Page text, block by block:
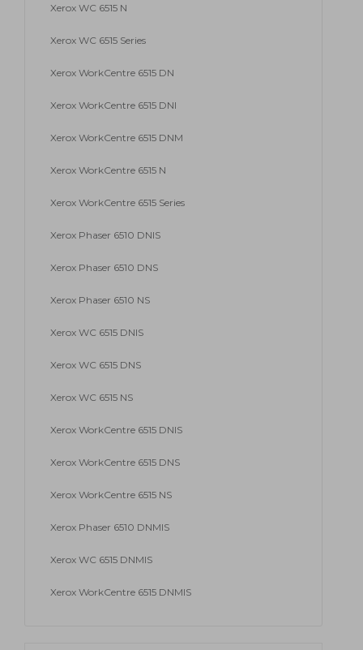
Xerox WC 6515 N
Xerox WC 6515 Series
Xerox WorkCentre 6515 DN
Xerox WorkCentre 6515 DNI
Xerox WorkCentre 6515 DNM
Xerox WorkCentre 6515 N
Xerox WorkCentre 6515 Series
Xerox Phaser 6510 DNIS
Xerox Phaser 6510 DNS
Xerox Phaser 6510 NS
Xerox WC 6515 DNIS
Xerox WC 6515 DNS
Xerox WC 6515 NS
Xerox WorkCentre 6515 DNIS
Xerox WorkCentre 6515 DNS
Xerox WorkCentre 6515 NS
Xerox Phaser 6510 DNMIS
Xerox WC 6515 DNMIS
Xerox WorkCentre 6515 DNMIS